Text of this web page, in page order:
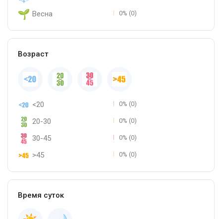
Весна
0% (0)
Возраст
<20 0% (0)
20-30 0% (0)
30-45 0% (0)
>45 0% (0)
Время суток